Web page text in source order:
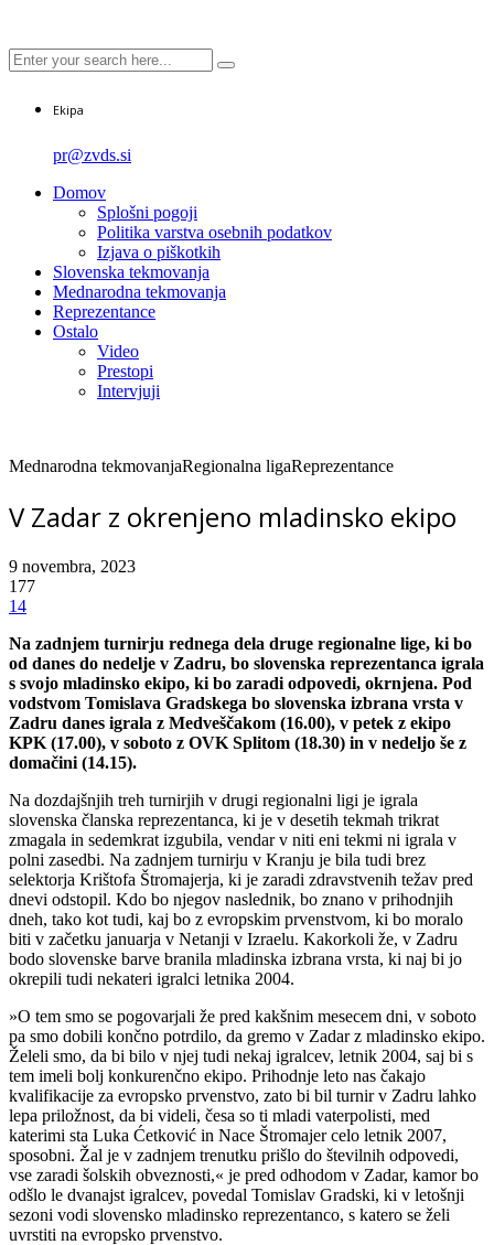
Ekipa
pr@zvds.si
Domov
Splošni pogoji
Politika varstva osebnih podatkov
Izjava o piškotkih
Slovenska tekmovanja
Mednarodna tekmovanja
Reprezentance
Ostalo
Video
Prestopi
Intervjuji
Mednarodna tekmovanjaRegionalna ligaReprezentance
V Zadar z okrenjeno mladinsko ekipo
9 novembra, 2023
177
14
Na zadnjem turnirju rednega dela druge regionalne lige, ki bo
od danes do nedelje v Zadru, bo slovenska reprezentanca igrala
s svojo mladinsko ekipo, ki bo zaradi odpovedi, okrnjena. Pod
vodstvom Tomislava Gradskega bo slovenska izbrana vrsta v
Zadru danes igrala z Medveščakom (16.00), v petek z ekipo
KPK (17.00), v soboto z OVK Splitom (18.30) in v nedeljo še z
domačini (14.15).
Na dozdajšnjih treh turnirjih v drugi regionalni ligi je igrala
slovenska članska reprezentanca, ki je v desetih tekmah trikrat
zmagala in sedemkrat izgubila, vendar v niti eni tekmi ni igrala v
polni zasedbi. Na zadnjem turnirju v Kranju je bila tudi brez
selektorja Krištofa Štromajerja, ki je zaradi zdravstvenih težav pred
dnevi odstopil. Kdo bo njegov naslednik, bo znano v prihodnjih
dneh, tako kot tudi, kaj bo z evropskim prvenstvom, ki bo moralo
biti v začetku januarja v Netanji v Izraelu. Kakorkoli že, v Zadru
bodo slovenske barve branila mladinska izbrana vrsta, ki naj bi jo
okrepili tudi nekateri igralci letnika 2004.
»O tem smo se pogovarjali že pred kakšnim mesecem dni, v soboto
pa smo dobili končno potrdilo, da gremo v Zadar z mladinsko ekipo.
Želeli smo, da bi bilo v njej tudi nekaj igralcev, letnik 2004, saj bi s
tem imeli bolj konkurenčno ekipo. Prihodnje leto nas čakajo
kvalifikacije za evropsko prvenstvo, zato bi bil turnir v Zadru lahko
lepa priložnost, da bi videli, česa so ti mladi vaterpolisti, med
katerimi sta Luka Ćetković in Nace Štromajer celo letnik 2007,
sposobni. Žal je v zadnjem trenutku prišlo do številnih odpovedi,
vse zaradi šolskih obveznosti,« je pred odhodom v Zadar, kamor bo
odšlo le dvanajst igralcev, povedal Tomislav Gradski, ki v letošnji
sezoni vodi slovensko mladinsko reprezentanco, s katero se želi
uvrstiti na evropsko prvenstvo.